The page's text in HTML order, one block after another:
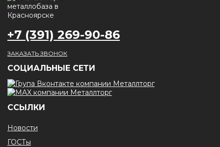
+7 (391) 269-90-86
ЗАКАЗАТЬ ЗВОНОК
CОЦИАЛЬНЫЕ СЕТИ
ССЫЛКИ
Новости
ГОСТы